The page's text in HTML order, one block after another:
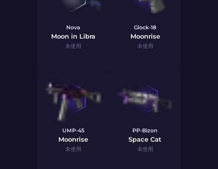
Nova
Moon in Libra
未使用
Glock-18
Moonrise
未使用
UMP-45
Moonrise
未使用
PP-Bizon
Space Cat
未使用